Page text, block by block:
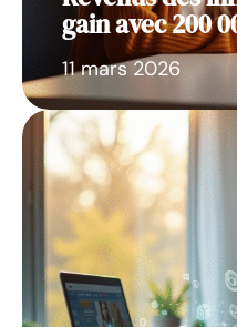
gain avec 200
11 mars 2026